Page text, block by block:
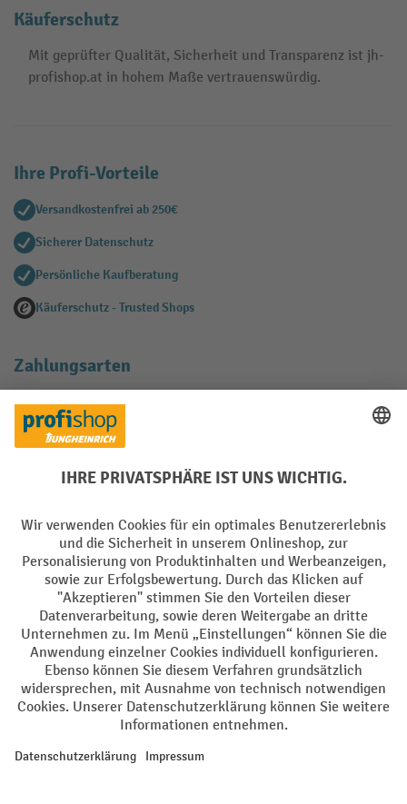
Käuferschutz
Mit geprüfter Qualität, Sicherheit und Transparenz ist jh-
profishop.at in hohem Maße vertrauenswürdig.
Ihre Profi-Vorteile
Versandkostenfrei ab 250€
Sicherer Datenschutz
Persönliche Kaufberatung
Käuferschutz - Trusted Shops
Zahlungsarten
Creditcard (Master)
Facebook
YouTube
LinkedIn
Instagram
AGB Impressum Datenschutz
Barrierefreiheit Privacy Settings
Alle Preise exkl. gesetzl. Mehrwertsteuer zzgl.Versandkosten und ggf.
Nachnahmegebühren, wenn nicht anders angegeben.
¹ Der Rabatt gilt so lange der Vorrat reicht. Der Rabatt gilt nicht auf